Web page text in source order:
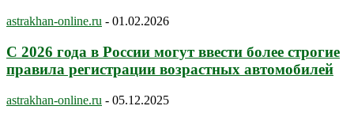
astrakhan-online.ru - 01.02.2026
С 2026 года в России могут ввести более строгие
правила регистрации возрастных автомобилей
astrakhan-online.ru - 05.12.2025